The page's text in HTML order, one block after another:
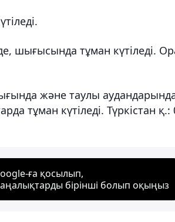
шығысында тұман күтіледі.
және таулы
тұман күтіледі. Түркістан қ.:
ға қосылып,
бірінші болып оқыңыз